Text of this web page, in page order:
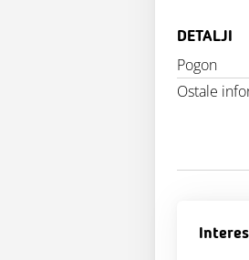
DETALJI
Pogon
Ostale